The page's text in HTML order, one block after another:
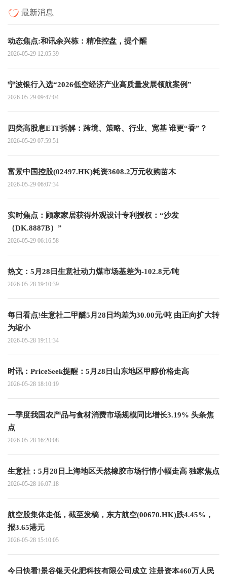
最新消息
动态焦点:和讯余兴栋：精准控盘，提个醒
2026-05-29 12:05:39
宁波银行入选“2026低空经济产业高质量发展领航案例”
2026-05-29 09:47:04
四类高股息ETF拆解：跨境、策略、行业、宽基 谁更“香”？
2026-05-29 07:59:51
富景中国控股(02497.HK)耗资3608.2万元收购苗木
2026-05-29 06:07:34
实时焦点：顾家家居获得外观设计专利授权：“沙发
（DK.8887B）”
2026-05-29 06:16:58
热文：5月28日生意社动力煤市场基差为-102.8元/吨
2026-05-28 19:10:39
每日看点!生意社二甲醚5月28日均差为30.00元/吨 由正向扩大转
为缩小
2026-05-28 19:11:34
时讯：PriceSeek提醒：5月28日山东地区甲醇价格走高
2026-05-28 18:10:19
一季度我国农产品与食材消费市场规模同比增长3.19% 头条焦
点
2026-05-28 16:20:08
生意社：5月28日上海地区天然橡胶市场行情小幅走高 独家焦点
2026-05-28 16:07:18
航空股集体走低，截至发稿，东方航空(00670.HK)跌4.45%，
报3.65港元
2026-05-28 15:10:05
今日快看!景谷银天化肥科技有限公司成立 注册资本460万人民